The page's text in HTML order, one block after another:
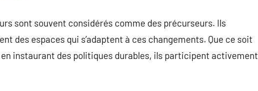
sont souvent considérés comme des précurseurs. Ils
des espaces qui s’adaptent à ces changements. Que ce soit
instaurant des politiques durables, ils participent activement